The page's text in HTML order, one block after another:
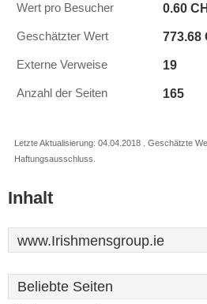
Wert pro Besucher 0.60
Geschätzter Wert 773.68
Externe Verweise 19
Anzahl der Seiten 165
Letzte Aktualisierung: 04.04.2018 . Geschätzte
Haftungsausschluss.
Inhalt
www.Irishmensgroup.ie
Beliebte Seiten